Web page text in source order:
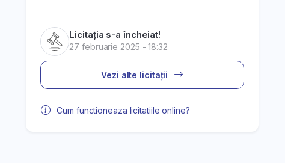
Licitația s-a încheiat!
27 februarie 2025 - 18:32
Vezi alte licitații
Cum functioneaza licitatiile online?